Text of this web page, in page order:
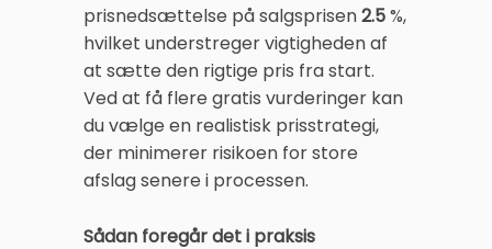
prisnedsættelse på salgsprisen2.5%,
hvilket understreger vigtigheden af
at sætte den rigtige pris fra start.
Ved at få flere gratis vurderinger kan
du vælge en realistisk prisstrategi,
der minimerer risikoen for store
afslag senere i processen.
Sådan foregår det i praksis